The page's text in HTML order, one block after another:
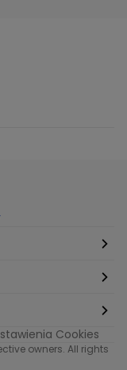
Cookies
owners. All rights